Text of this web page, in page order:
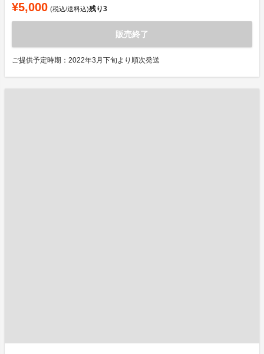
¥5,000 (税込/送料込)残り3
販売終了
ご提供予定時期：2022年3月下旬より順次発送